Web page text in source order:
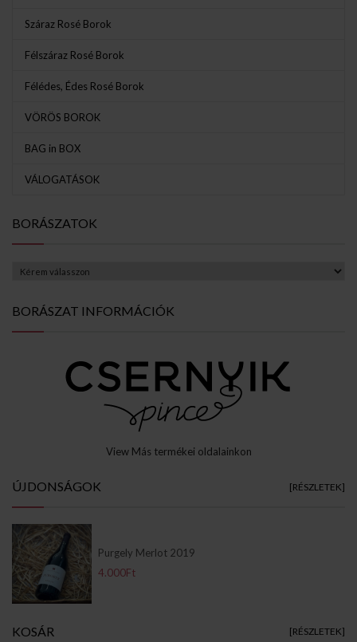
Száraz Rosé Borok
Félszáraz Rosé Borok
Félédes, Édes Rosé Borok
VÖRÖS BOROK
BAG in BOX
VÁLOGATÁSOK
BORÁSZATOK
BORÁSZAT INFORMÁCIÓK
View Más termékei oldalainkon
ÚJDONSÁGOK [RÉSZLETEK]
Purgely Merlot 2019
4.000Ft
KOSÁR [RÉSZLETEK]